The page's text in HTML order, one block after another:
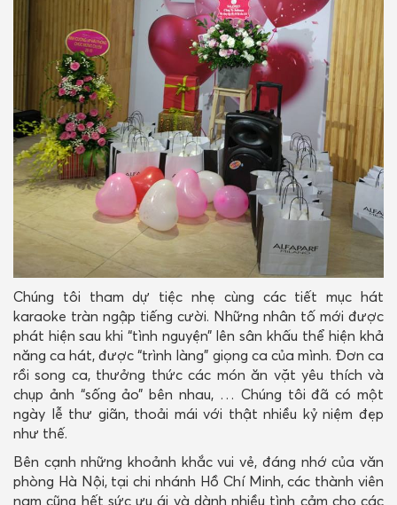
Chúng tôi tham dự tiệc nhẹ cùng các tiết mục hát
karaoke tràn ngập tiếng cười. Những nhân tố mới được
phát hiện sau khi “tình nguyện” lên sân khấu thể hiện khả
năng ca hát, được “trình làng” giọng ca của mình. Đơn ca
rồi song ca, thưởng thức các món ăn vặt yêu thích và
chụp ảnh “sống ảo” bên nhau, … Chúng tôi đã có một
ngày lễ thư giãn, thoải mái với thật nhiều kỷ niệm đẹp
như thế.
Bên cạnh những khoảnh khắc vui vẻ, đáng nhớ của văn
phòng Hà Nội, tại chi nhánh Hồ Chí Minh, các thành viên
nam cũng hết sức ưu ái và dành nhiều tình cảm cho các